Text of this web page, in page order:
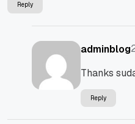
Reply
adminblog
Thanks
Reply